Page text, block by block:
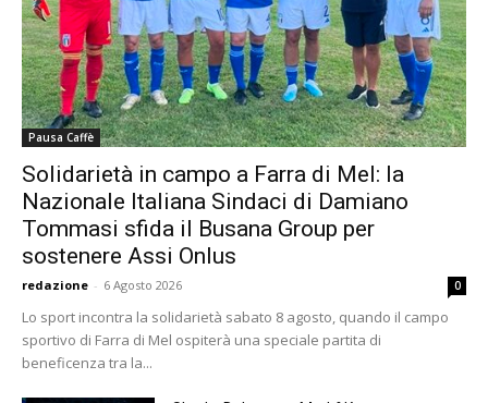
Pausa Caffè
Solidarietà in campo a Farra di Mel: la
Nazionale Italiana Sindaci di Damiano
Tommasi sfida il Busana Group per
sostenere Assi Onlus
redazione - 6 Agosto 2026 0
Lo sport incontra la solidarietà sabato 8 agosto, quando il campo
sportivo di Farra di Mel ospiterà una speciale partita di
beneficenza tra la...